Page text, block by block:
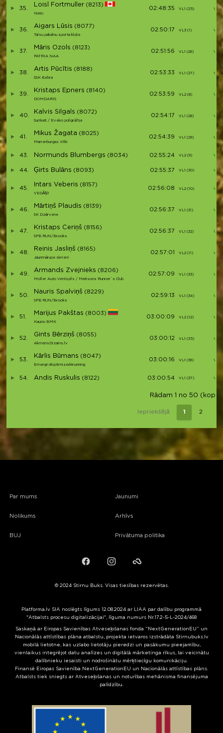
35.
Loisl Fortmuller (8213)
Nato
02:48:35 VL1 (25) V32
36.
Aigars Lūsis (8077)
Talsu pakalnu sporta klubs
02:50:17 VL3 (1) V33
37.
Māris Ozols (8123)
PATRIA NAA
02:51:56 VL1 (26) V34
38.
Artis Pūcītis (8188)
SSK Bebra
02:53:33 VL1 (27) V35
39.
Kristaps Epners (8140)
DOMDARIS
02:53:59 VL2 (8) V36
40.
Kalvis Silgals (8072)
Surikati / Eveko poligrāfija
02:54:17 VL1 (28) V37
41.
Mikus Žagata (8025)
Marienburgas Vilki
02:54:39 VL1 (29) V38
43. Normunds Blumbergs (8034) 02:55:24 VL2 (9) V39
44. Ģirts Bulāns (8093) 02:55:37 VL1 (30) V40
45.
Intars Veberis (8157)
VEGĀŅI
02:56:08 VL2 (10) V41
46.
Mārtiņš Plaudis (8139)
SK Dzērvene
02:56:37 VL1 (31) V42
47.
Kristaps Ceriņš (8156)
SPB RUN/Brooks
02:56:37 VL1 (32) V43
48.
Reinis Jasliņš (8165)
Jaunmārupe skrien!
02:57:01 VL2 (11) V44
49.
Armands Zvejnieks (8206)
Moller Auto Ventspils / Matisons Runner`s Club
02:57:09 VL1 (33) V45
50.
Nauris Spalviņš (8229)
SPB RUN/Brooks
02:59:13 VL1 (34) V46
51.
Marijus Pakštas (8003)
Kauno BMK
03:00:09 VL2 (12) V47
52.
Gints Bērziņš (8055)
AkmensDizains.lv
03:00:12 VL1 (35) V48
53.
Kārlis Būmans (8047)
Emergn #optimized4running
03:00:16 VL1 (36) V49
54. Andis Ruskulis (8122) 03:00:54 VL1 (37) V50
Rādam 1 no 50 (kopā
Iepriekšējā 1 2
Par mums
Nolikums
BUJ
Jaunumi
Arhīvs
Privātuma politika
FacebookInstagramFailiem.lv
© 2024 Stirnu Buks. Visas tiesības rezervētas.
Platforma.lv SIA noslēgts līgums 12.08.2024 ar LIAA par dalību programmā
"Atbalsts procesu digitalizācijai", līguma numurs Nr.17.2-5-L-2024/468
Saskaņā ar Eiropas Savienības Atveseļošanas fonda “NextGenerationEU” un
Nacionālās attīstības plāna atbalstu, projekta ietvaros izstrādāta Stirnubuks.lv
mobilā lietotne, kas uzlabo lietotāju pieredzi un pasākumu pieejamību,
vienlaikus integrējot datu analīzes un digitālā mārketinga rīkus, lai veicinātu
dalībnieku iesaisti un nodrošinātu mērķtiecīgu komunikāciju.
Finansē Eiropas Savienība NextGenerationEU un Nacionālās attīstības plāns.
Atbalsts tiek sniegts ar Atveseļošanas un noturības mehānisma finansējuma
palīdzību.